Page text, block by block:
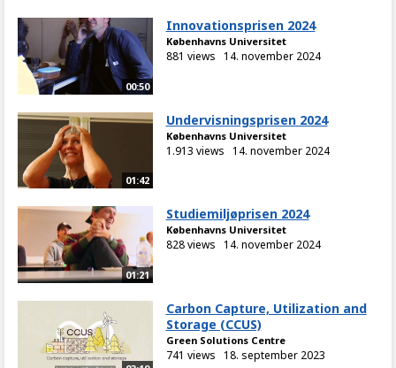
00:50
Innovationsprisen 2024
Københavns Universitet
881 views 14. november 2024
01:42
Undervisningsprisen 2024
Københavns Universitet
1.913 views 14. november 2024
01:21
Studiemiljøprisen 2024
Københavns Universitet
828 views 14. november 2024
Carbon Capture, Utilization and
Storage (CCUS)
Green Solutions Centre
741 views 18. september 2023